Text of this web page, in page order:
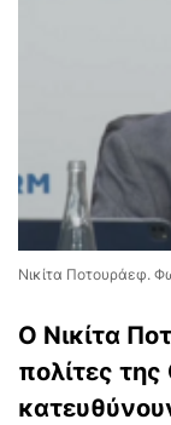
Νικίτα Ποτουράεφ.
Ο Νικίτα
πολίτες